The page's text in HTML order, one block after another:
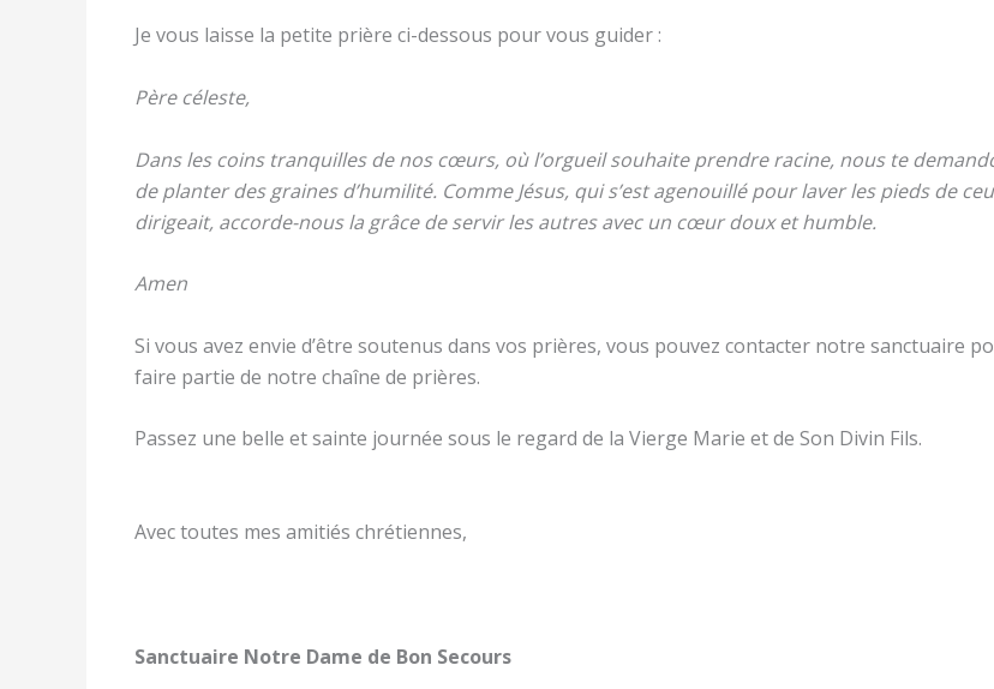
Je vous laisse la petite prière ci-dessous pour vous guider :
Père céleste,
Dans les coins tranquilles de nos cœurs, où l’orgueil souhaite prendre racine, nous te
de planter des graines d’humilité. Comme Jésus, qui s’est agenouillé pour laver les pieds de
dirigeait, accorde-nous la grâce de servir les autres avec un cœur doux et humble.
Amen
Si vous avez envie d’être soutenus dans vos prières, vous pouvez contacter notre sanctuaire
faire partie de notre chaîne de prières.
Passez une belle et sainte journée sous le regard de la Vierge Marie et de Son Divin Fils.
Avec toutes mes amitiés chrétiennes,
Sanctuaire Notre Dame de Bon Secours